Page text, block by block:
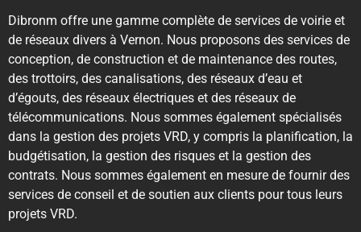
Dibronm offre une gamme complète de services de voirie et
de réseaux divers à Vernon. Nous proposons des services de
conception, de construction et de maintenance des routes,
des trottoirs, des canalisations, des réseaux d’eau et
d’égouts, des réseaux électriques et des réseaux de
télécommunications. Nous sommes également spécialisés
dans la gestion des projets VRD, y compris la planification, la
budgétisation, la gestion des risques et la gestion des
contrats. Nous sommes également en mesure de fournir des
services de conseil et de soutien aux clients pour tous leurs
projets VRD.